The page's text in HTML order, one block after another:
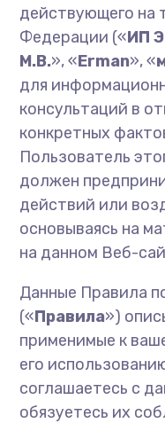
действующего на
Федерации («ИП
М.В.»,«Erman»,«
для
консультаций в
конкретных
Пользователь
должен
действий или
основываясь на
на данном Веб-
Данные Правила
(«Правила»)
применимые к
его
соглашаетесь с
обязуетесь их